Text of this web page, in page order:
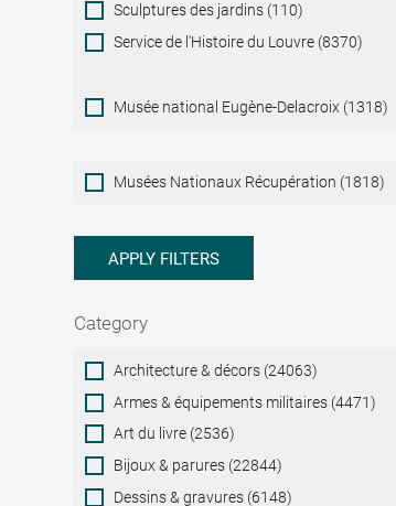
Sculptures des jardins (110)
Service de l'Histoire du Louvre (8370)
Musée national Eugène-Delacroix (1318)
Musées
Nationaux
Musées Nationaux Récupération (1818)
APPLY FILTERS
Category
Category
Architecture & décors (24063)
Armes & équipements militaires (4471)
Art du livre (2536)
Bijoux & parures (22844)
Dessins & gravures (6148)